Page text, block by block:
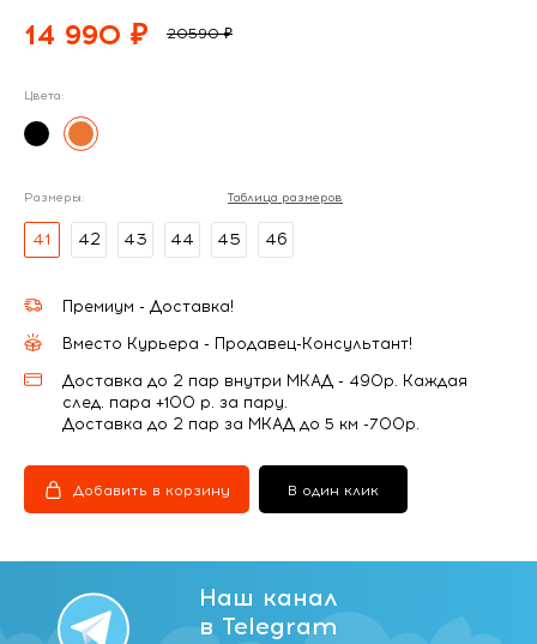
14 990 ₽ 20590 ₽
Цвета:
Размеры: Таблица размеров
41 42 43 44 45 46
Премиум - Доставка!
Вместо Курьера - Продавец-Консультант!
Доставка до 2 пар внутри МКАД - 490р. Каждая
след. пара +100 р. за пару.
Доставка до 2 пар за МКАД до 5 км -700р.
Добавить в корзину В один клик
Наш канал
в Telegram